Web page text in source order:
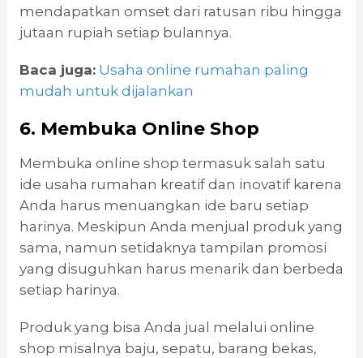
mendapatkan omset dari ratusan ribu hingga
jutaan rupiah setiap bulannya.
Baca juga: Usaha online rumahan paling
mudah untuk dijalankan
6. Membuka Online Shop
Membuka online shop termasuk salah satu
ide usaha rumahan kreatif dan inovatif karena
Anda harus menuangkan ide baru setiap
harinya. Meskipun Anda menjual produk yang
sama, namun setidaknya tampilan promosi
yang disuguhkan harus menarik dan berbeda
setiap harinya.
Produk yang bisa Anda jual melalui online
shop misalnya baju, sepatu, barang bekas,